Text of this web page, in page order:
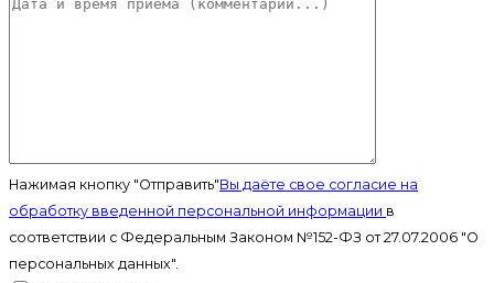
Нажимая кнопку "Отправить"Вы даёте свое согласие на
обработку введенной персональной информации в
соответствии с Федеральным Законом №152-ФЗ от 27.07.2006 "О
персональных данных".